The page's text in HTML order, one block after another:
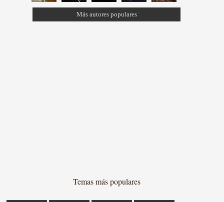
Más autores populares
Temas más populares